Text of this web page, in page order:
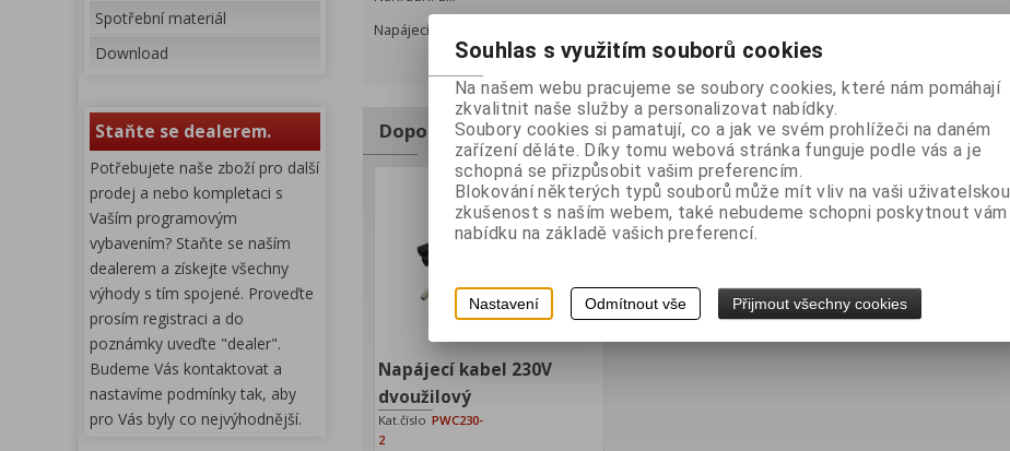
Spotřební materiál
Download
Staňte se dealerem.
Potřebujete naše zboží pro další
prodej a nebo kompletaci s
Vaším programovým
vybavením? Staňte se naším
dealerem a získejte všechny
výhody s tím spojené. Proveďte
prosím registraci a do
poznámky uveďte "dealer".
Budeme Vás kontaktovat a
nastavíme podmínky tak, aby
pro Vás byly co nejvýhodnější.
Napájecí síťový kabel 230V není součástí balení. Je nutné ho objednat zvlášť.
Doporučujeme
Napájecí kabel 230V
dvoužilový
Kat.číslo PWC230-
2
Souhlas s využitím souborů cookies
Na našem webu pracujeme se soubory cookies, které nám pomáhají
zkvalitnit naše služby a personalizovat nabídky.
Soubory cookies si pamatují, co a jak ve svém prohlížeči na daném
zařízení děláte. Díky tomu webová stránka funguje podle vás a je
schopná se přizpůsobit vašim preferencím.
Blokování některých typů souborů může mít vliv na vaši uživatelskou
zkušenost s naším webem, také nebudeme schopni poskytnout vám
nabídku na základě vašich preferencí.
Nastavení Odmítnout vše Přijmout všechny cookies